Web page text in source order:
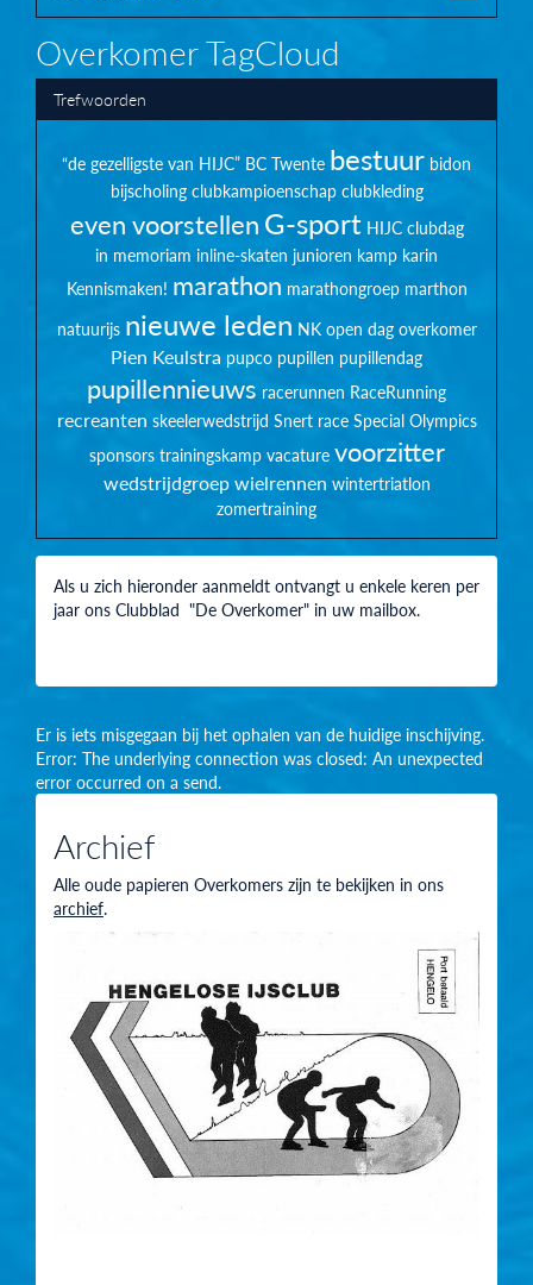
Overkomer TagCloud
Trefwoorden
“de gezelligste van HIJC” BC Twente bestuur bidon
bijscholing clubkampioenschap clubkleding
even voorstellenG-sport HIJC clubdag
in memoriam inline-skaten junioren kamp karin
Kennismaken! marathon marathongroep marthon
natuurijs nieuwe leden NK open dag overkomer
Pien Keulstra pupco pupillen pupillendag
pupillennieuws racerunnen RaceRunning
recreanten skeelerwedstrijd Snert race Special Olympics
sponsors trainingskamp vacature voorzitter
wedstrijdgroepwielrennen wintertriatlon
zomertraining
Als u zich hieronder aanmeldt ontvangt u enkele keren per
jaar ons Clubblad "De Overkomer" in uw mailbox.
Er is iets misgegaan bij het ophalen van de huidige inschijving.
Error: The underlying connection was closed: An unexpected
error occurred on a send.
Archief
Alle oude papieren Overkomers zijn te bekijken in ons
archief.